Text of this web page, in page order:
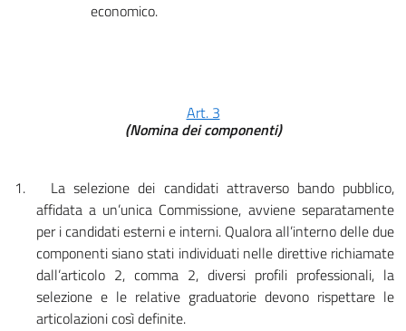
economico.
Art. 3
(Nomina dei componenti)
1.
La selezione dei candidati attraverso bando pubblico,
affidata a un’unica Commissione, avviene separatamente
per i candidati esterni e interni. Qualora all’interno delle due
componenti siano stati individuati nelle direttive richiamate
dall’articolo 2, comma 2, diversi profili professionali, la
selezione e le relative graduatorie devono rispettare le
articolazioni così definite.